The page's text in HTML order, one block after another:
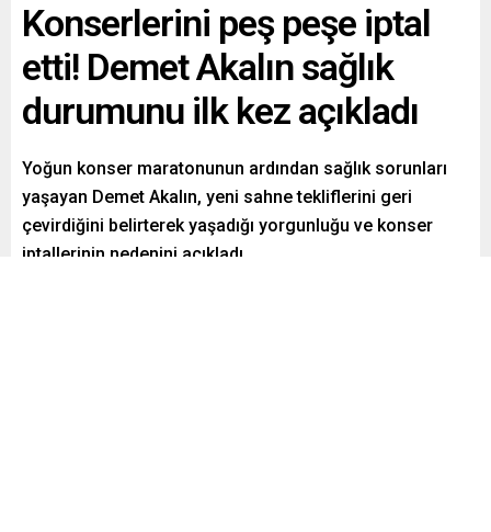
Konserlerini peş peşe iptal
etti! Demet Akalın sağlık
durumunu ilk kez açıkladı
Yoğun konser maratonunun ardından sağlık sorunları
yaşayan Demet Akalın, yeni sahne tekliflerini geri
çevirdiğini belirterek yaşadığı yorgunluğu ve konser
iptallerinin nedenini açıkladı.